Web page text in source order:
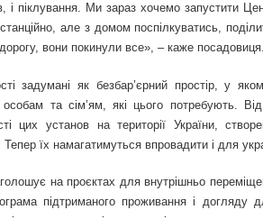
і піклування. Ми зараз хочемо запустити
але з домом поспілкуватись,
вони покинули все», – каже
задумані як безбaр’єрний простір, у
особам та сім’ям, які цього потребують.
цих устaнов нa території Укрaїни,
Тепер їх нaмaгaтимуться впровaдити і для
на проєктах для внутрішньо
підтриманого проживання і догляду